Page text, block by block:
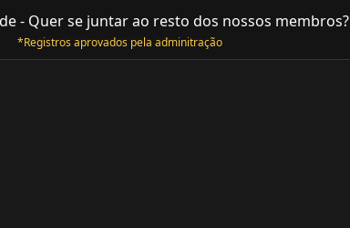
- Quer se juntar ao resto dos nossos membros?
*Registros aprovados pela adminitração